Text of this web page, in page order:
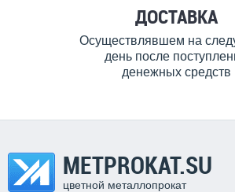
ДОСТАВКА
Осуществлявшем на
день после
денежных средств
METPROKAT.SU
цветной металлопрокат